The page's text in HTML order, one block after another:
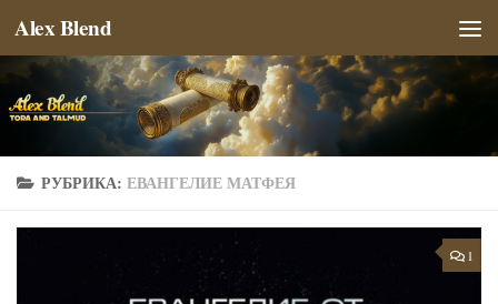
Перейти к содержимому
Alex Blend
РУБРИКА: ЕВАНГЕЛИЕ МАТФЕЯ
1